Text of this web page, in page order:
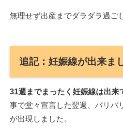
無理せず出産までダラダラ過ご
追記：妊娠線が出来ま
31週までまったく妊娠線は出来
事で堂々宣言した翌週、バリバ
が出現しました。